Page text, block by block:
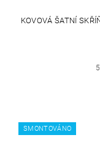
KOVOVÁ ŠATNÍ
SMONTOVÁNO